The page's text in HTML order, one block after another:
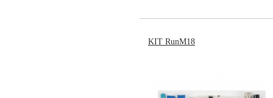
KIT RunM18